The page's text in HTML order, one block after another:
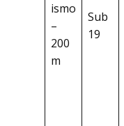
ismo
–
200
m
Sub
19